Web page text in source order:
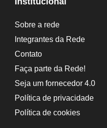
Sobre a rede
Integrantes da Rede
Contato
Faça parte da Rede!
Seja um fornecedor 4.0
Política de privacidade
Política de cookies